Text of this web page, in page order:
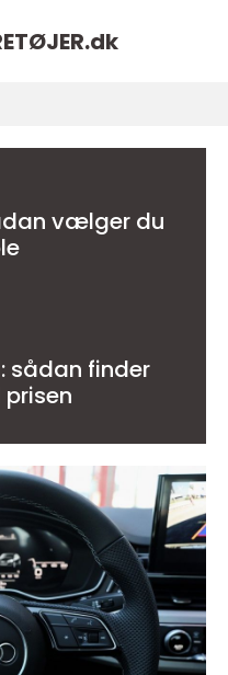
dk
sådan finder